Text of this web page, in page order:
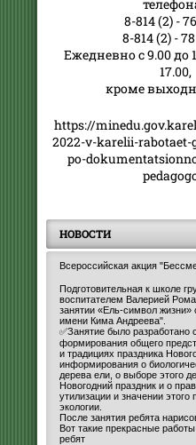
8-814 (2) -
8-814 (2) -
Ежедневно с 9.00 до
17.00,
кроме
https://
2022-v-karelii-
po-
НОВОСТИ
Всероссийская акция
Подготовительная к школе
воспитателем Валерией
занятии «Ель-символ жизни»
имени Кима Андреева".
✅Занятие было разработано
формирования общего
и традициях праздника
информирования о
дерева ели, о выборе этого
Новогодний праздник и о
утилизации и значении этого
экологии.
После занятия ребята
Вот такие прекрасные
ребят